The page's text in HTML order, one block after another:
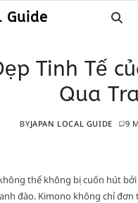
Guide
Tinh Tế
Qua
BYJAPAN LOCAL GUIDE 9
thể không bị cuốn hút
đào. Kimono không chỉ